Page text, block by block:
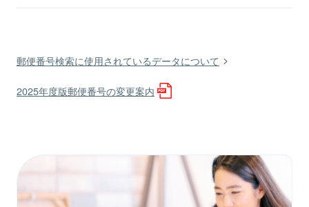
郵便番号検索に使用されているデータについて
2025年度版郵便番号の変更案内